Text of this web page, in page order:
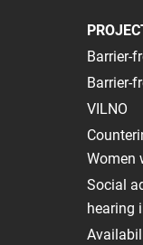
Barrier-
Barrier-
VILNO
Women
Social
hearing